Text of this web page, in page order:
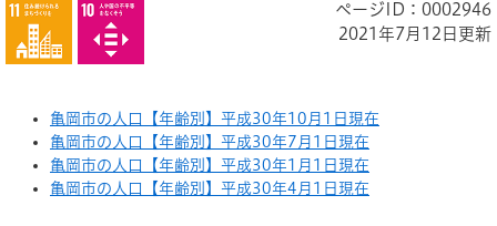
ページID：0002946
2021年7月12日更新
亀岡市の人口【年齢別】平成30年10月1日現在
亀岡市の人口【年齢別】平成30年7月1日現在
亀岡市の人口【年齢別】平成30年1月1日現在
亀岡市の人口【年齢別】平成30年4月1日現在